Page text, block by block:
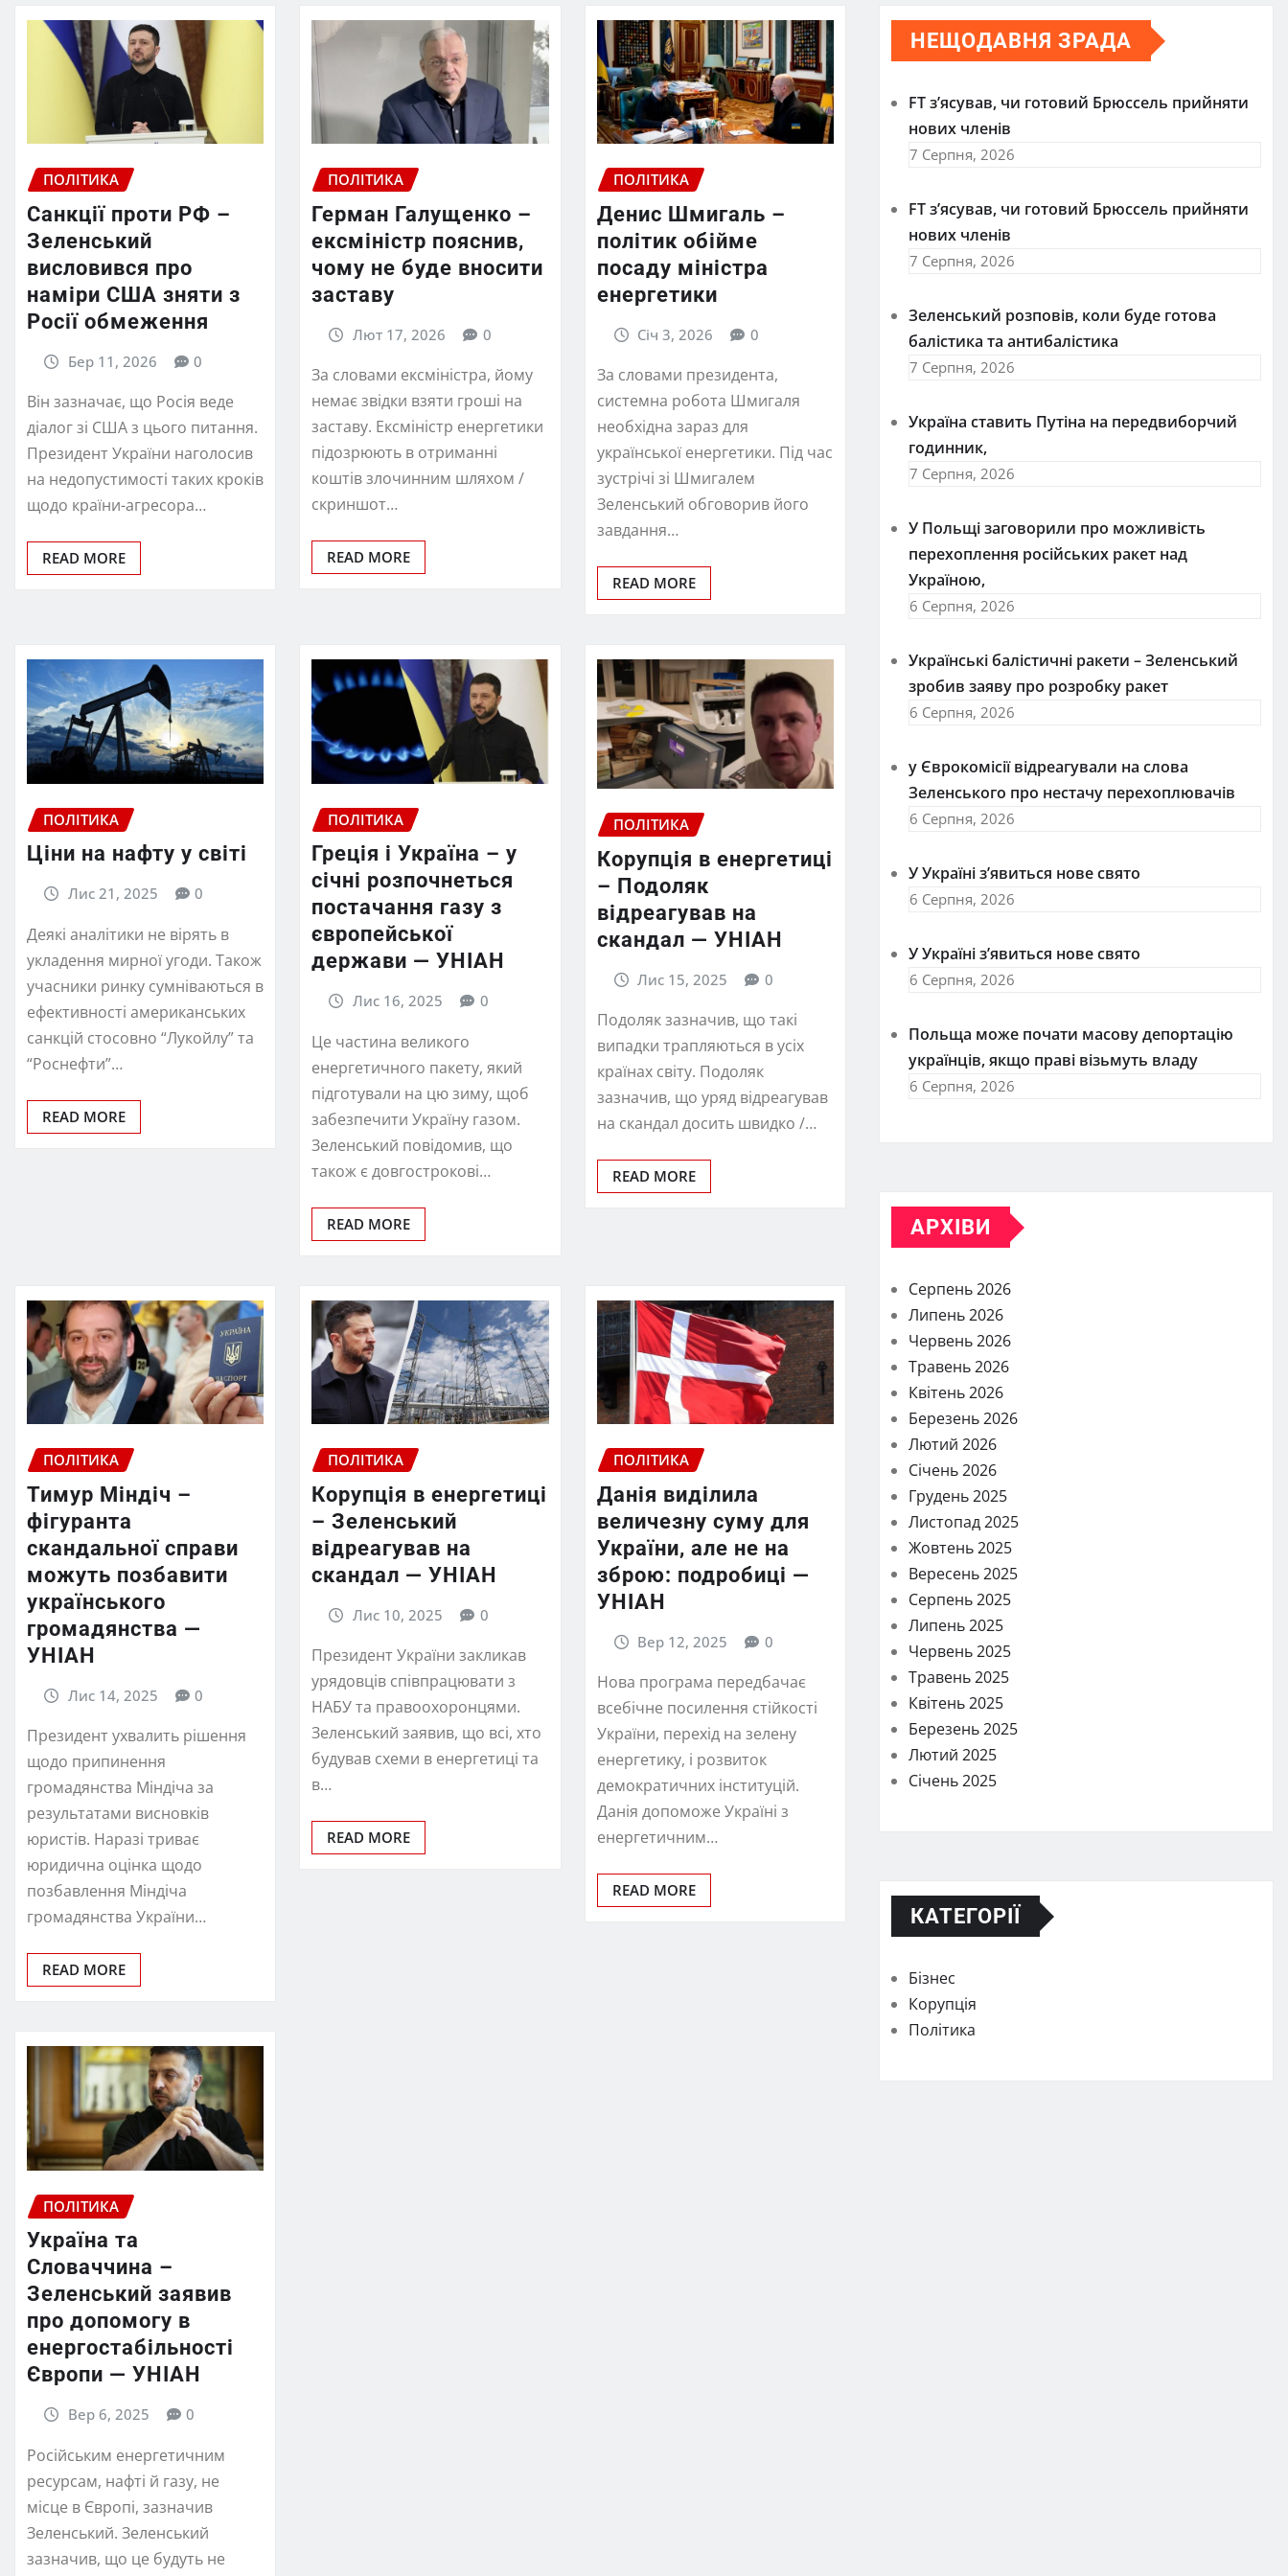
ПОЛІТИКА
Санкції проти РФ –
Зеленський
висловився про
наміри США зняти з
Росії обмеження
Бер 11, 2026 0
Він зазначає, що Росія веде
діалог зі США з цього питання.
Президент України наголосив
на недопустимості таких кроків
щодо країни-агресора…
READ MORE
ПОЛІТИКА
Герман Галущенко –
ексміністр пояснив,
чому не буде вносити
заставу
Лют 17, 2026 0
За словами ексміністра, йому
немає звідки взяти гроші на
заставу. Ексміністр енергетики
підозрюють в отриманні
коштів злочинним шляхом /
скриншот…
READ MORE
ПОЛІТИКА
Денис Шмигаль –
політик обійме
посаду міністра
енергетики
Січ 3, 2026 0
За словами президента,
системна робота Шмигаля
необхідна зараз для
української енергетики. Під час
зустрічі зі Шмигалем
Зеленський обговорив його
завдання…
READ MORE
ПОЛІТИКА
Ціни на нафту у світі
Лис 21, 2025 0
Деякі аналітики не вірять в
укладення мирної угоди. Також
учасники ринку сумніваються в
ефективності американських
санкцій стосовно “Лукойлу” та
“Роснефти”…
READ MORE
ПОЛІТИКА
Греція і Україна – у
січні розпочнеться
постачання газу з
європейської
держави — УНІАН
Лис 16, 2025 0
Це частина великого
енергетичного пакету, який
підготували на цю зиму, щоб
забезпечити Україну газом.
Зеленський повідомив, що
також є довгострокові…
READ MORE
ПОЛІТИКА
Корупція в енергетиці
– Подоляк
відреагував на
скандал — УНІАН
Лис 15, 2025 0
Подоляк зазначив, що такі
випадки трапляються в усіх
країнах світу. Подоляк
зазначив, що уряд відреагував
на скандал досить швидко /…
READ MORE
ПОЛІТИКА
Тимур Міндіч –
фігуранта
скандальної справи
можуть позбавити
українського
громадянства —
УНІАН
Лис 14, 2025 0
Президент ухвалить рішення
щодо припинення
громадянства Міндіча за
результатами висновків
юристів. Наразі триває
юридична оцінка щодо
позбавлення Міндіча
громадянства України…
READ MORE
ПОЛІТИКА
Корупція в енергетиці
– Зеленський
відреагував на
скандал — УНІАН
Лис 10, 2025 0
Президент України закликав
урядовців співпрацювати з
НАБУ та правоохоронцями.
Зеленський заявив, що всі, хто
будував схеми в енергетиці та
в…
READ MORE
ПОЛІТИКА
Данія виділила
величезну суму для
України, але не на
зброю: подробиці —
УНІАН
Вер 12, 2025 0
Нова програма передбачає
всебічне посилення стійкості
України, перехід на зелену
енергетику, і розвиток
демократичних інституцій.
Данія допоможе Україні з
енергетичним…
READ MORE
ПОЛІТИКА
Україна та
Словаччина –
Зеленський заявив
про допомогу в
енергостабільності
Європи — УНІАН
Вер 6, 2025 0
Російським енергетичним
ресурсам, нафті й газу, не
місце в Європі, зазначив
Зеленський. Зеленський
зазначив, що це будуть не
НЕЩОДАВНЯ ЗРАДА
FT зʼясував, чи готовий Брюссель прийняти
нових членів
7 Серпня, 2026
FT зʼясував, чи готовий Брюссель прийняти
нових членів
7 Серпня, 2026
Зеленський розповів, коли буде готова
балістика та антибалістика
7 Серпня, 2026
Україна ставить Путіна на передвиборчий
годинник,
7 Серпня, 2026
У Польщі заговорили про можливість
перехоплення російських ракет над
Україною,
6 Серпня, 2026
Українські балістичні ракети – Зеленський
зробив заяву про розробку ракет
6 Серпня, 2026
у Єврокомісії відреагували на слова
Зеленського про нестачу перехоплювачів
6 Серпня, 2026
У Україні з’явиться нове свято
6 Серпня, 2026
У Україні з’явиться нове свято
6 Серпня, 2026
Польща може почати масову депортацію
українців, якщо праві візьмуть владу
6 Серпня, 2026
АРХІВИ
Серпень 2026
Липень 2026
Червень 2026
Травень 2026
Квітень 2026
Березень 2026
Лютий 2026
Січень 2026
Грудень 2025
Листопад 2025
Жовтень 2025
Вересень 2025
Серпень 2025
Липень 2025
Червень 2025
Травень 2025
Квітень 2025
Березень 2025
Лютий 2025
Січень 2025
КАТЕГОРІЇ
Бізнес
Корупція
Політика